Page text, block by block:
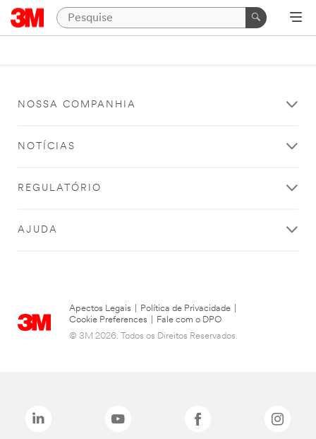
NOSSA COMPANHIA
NOTÍCIAS
REGULATÓRIO
AJUDA
Apectos Legais Política de Privacidade
Cookie Preferences
Fale com o DPO
© 3M 2026. Todos os Direitos Reservados.